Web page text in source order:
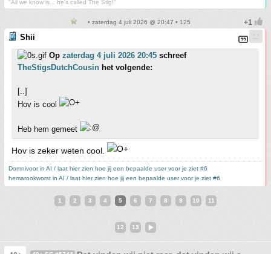
"All we know is... he's called The Stig!"
• zaterdag 4 juli 2026 @ 20:47 • 125
Shii
Op zaterdag 4 juli 2026 20:45 schreef
TheStigsDutchCousin het volgende:
[..]
Hov is cool
Heb hem gemeet
Hov is zeker weten cool.
Domnivoor in AI / laat hier zien hoe jij een bepaalde user voor je ziet #6
hemarookworst in AI / laat hier zien hoe jij een bepaalde user voor je ziet #6
1 2 3 4 5 6 7 8 9 10 11
12 13